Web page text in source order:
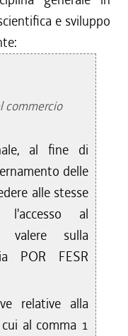
e sviluppo
commercio
al fine di
delle
alle stesse
l'accesso al
valere sulla
POR FESR
relative alla
al comma 1